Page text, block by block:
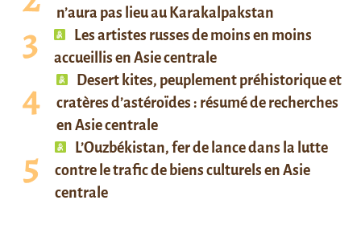
n’aura pas lieu au Karakalpakstan
Les artistes russes de moins en moins
accueillis en Asie centrale
Desert kites, peuplement préhistorique et
cratères d’astéroïdes : résumé de recherches
en Asie centrale
L’Ouzbékistan, fer de lance dans la lutte
contre le trafic de biens culturels en Asie
centrale